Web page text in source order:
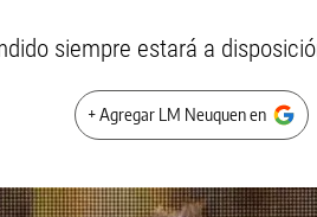
siempre estará a
+ Agregar LM Neuquen en